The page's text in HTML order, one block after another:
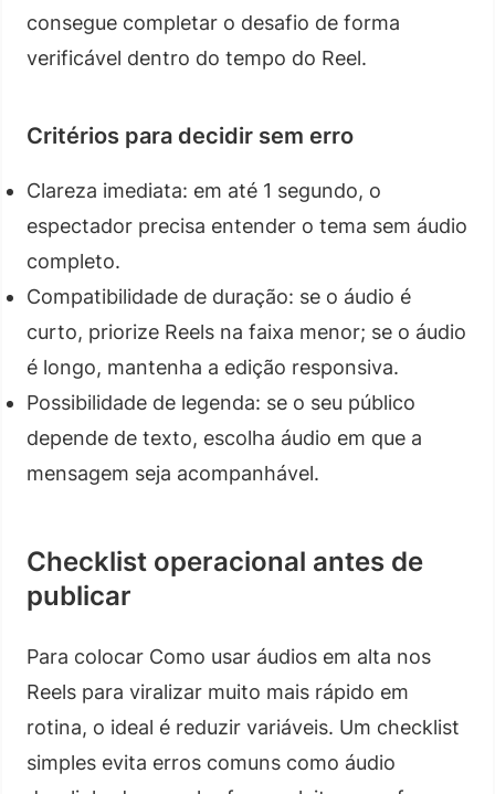
consegue completar o desafio de forma
verificável dentro do tempo do Reel.
Critérios para decidir sem erro
Clareza imediata: em até 1 segundo, o
espectador precisa entender o tema sem áudio
completo.
Compatibilidade de duração: se o áudio é
curto, priorize Reels na faixa menor; se o áudio
é longo, mantenha a edição responsiva.
Possibilidade de legenda: se o seu público
depende de texto, escolha áudio em que a
mensagem seja acompanhável.
Checklist operacional antes de
publicar
Para colocar Como usar áudios em alta nos
Reels para viralizar muito mais rápido em
rotina, o ideal é reduzir variáveis. Um checklist
simples evita erros comuns como áudio